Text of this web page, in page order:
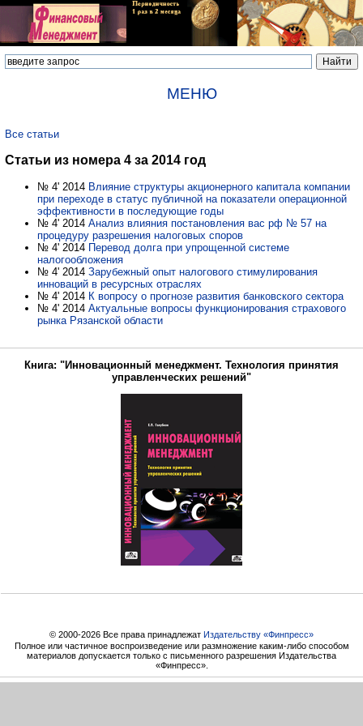
МЕНЮ
Все статьи
Статьи из номера 4 за 2014 год
№ 4' 2014 Влияние структуры акционерного капитала компании
при переходе в статус публичной на показатели операционной
эффективности в последующие годы
№ 4' 2014 Анализ влияния постановления вас рф № 57 на
процедуру разрешения налоговых споров
№ 4' 2014 Перевод долга при упрощенной системе
налогообложения
№ 4' 2014 Зарубежный опыт налогового стимулирования
инноваций в ресурсных отраслях
№ 4' 2014 К вопросу о прогнозе развития банковского сектора
№ 4' 2014 Актуальные вопросы функционирования страхового
рынка Рязанской области
Книга: "Инновационный менеджмент. Технология принятия
управленческих решений"
© 2000-2026 Все права принадлежат Издательству «Финпресс»
Полное или частичное воспроизведение или размножение каким-либо способом
материалов допускается только с письменного разрешения Издательства
«Финпресс».